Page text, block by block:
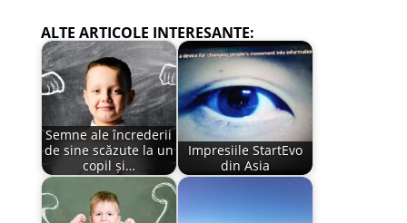
ALTE ARTICOLE INTERESANTE:
Semne ale încrederii
de sine scăzute la un
copil și…
Impresiile StartEvo
din Asia